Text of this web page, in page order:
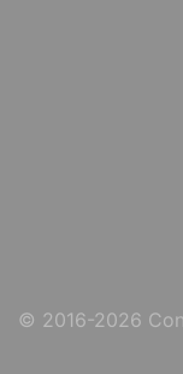
© 2016-2026